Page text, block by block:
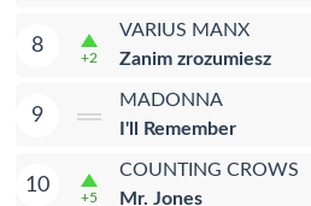
8
+2
VARIUS MANX
Zanim zrozumiesz
9
MADONNA
I'll Remember
10
+5
COUNTING CROWS
Mr. Jones